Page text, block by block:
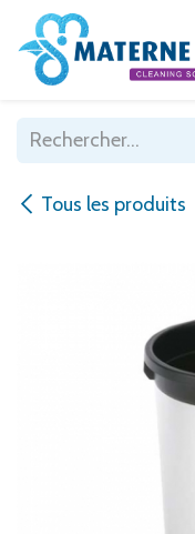
Se rendre au contenu
Tous les produits